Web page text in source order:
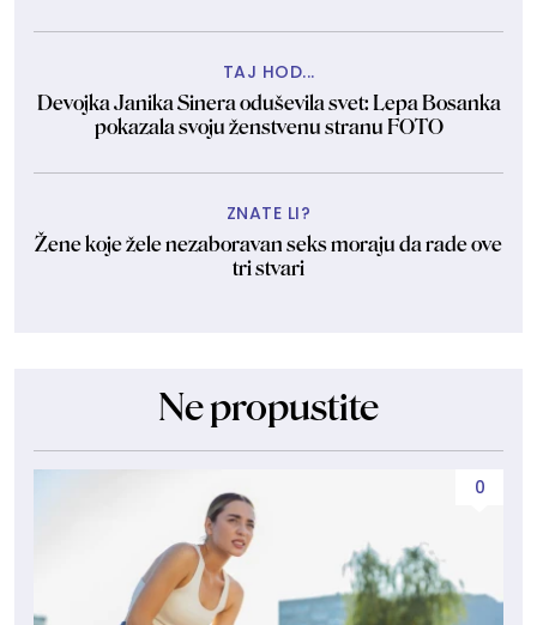
TAJ HOD...
Devojka Janika Sinera oduševila svet: Lepa Bosanka
pokazala svoju ženstvenu stranu FOTO
ZNATE LI?
Žene koje žele nezaboravan seks moraju da rade ove
tri stvari
Ne propustite
0